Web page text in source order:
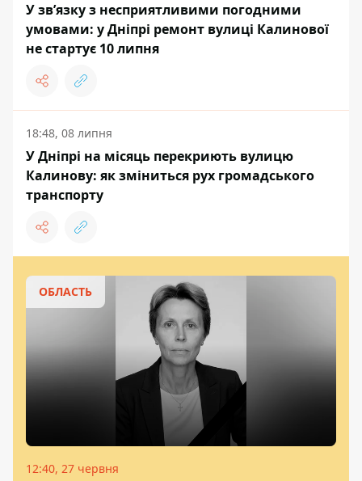
У зв’язку з несприятливими погодними
умовами: у Дніпрі ремонт вулиці Калинової
не стартує 10 липня
18:48, 08 липня
У Дніпрі на місяць перекриють вулицю
Калинову: як зміниться рух громадського
транспорту
ОБЛАСТЬ
12:40, 27 червня